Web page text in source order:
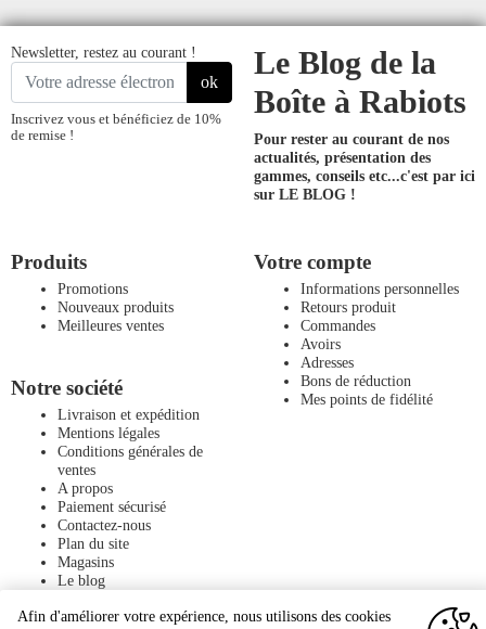
Newsletter, restez au courant !
ok
Inscrivez vous et bénéficiez de 10%
de remise !
Le Blog de la
Boîte à Rabiots
Pour rester au courant de nos
actualités, présentation des
gammes, conseils etc...c'est par ici
sur LE BLOG !
Produits
Promotions
Nouveaux produits
Meilleures ventes
Notre société
Livraison et expédition
Mentions légales
Conditions générales de
ventes
A propos
Paiement sécurisé
Contactez-nous
Plan du site
Magasins
Le blog
Votre compte
Informations personnelles
Retours produit
Commandes
Avoirs
Adresses
Bons de réduction
Mes points de fidélité
Afin d'améliorer votre expérience, nous utilisons des cookies